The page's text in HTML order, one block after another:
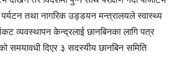
तथा नागरिक उड्डयन मन्त्रालयले स्वास्थ्य
व्यवस्थापन केन्द्रलाई छानबिनका लागि पत्र
समयावधी दिएर ३ सदस्यीय छानबिन समिति